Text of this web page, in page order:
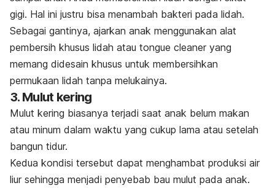
gigi. Hal ini justru bisa menambah bakteri pada lidah.
Sebagai gantinya, ajarkan anak menggunakan alat
pembersih khusus lidah atau tongue cleaner yang
memang didesain khusus untuk membersihkan
permukaan lidah tanpa melukainya.
3. Mulut kering
Mulut kering biasanya terjadi saat anak belum makan
atau minum dalam waktu yang cukup lama atau setelah
bangun tidur.
Kedua kondisi tersebut dapat menghambat produksi air
liur sehingga menjadi penyebab bau mulut pada anak.